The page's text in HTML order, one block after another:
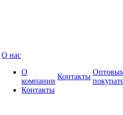
О нас
О
компании
Контакты
Контакты